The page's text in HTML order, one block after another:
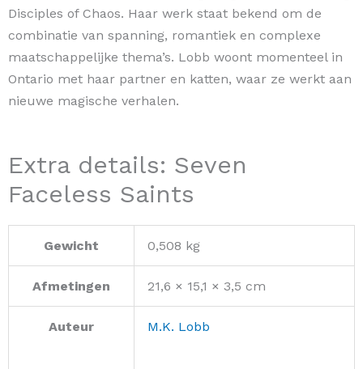
Disciples of Chaos. Haar werk staat bekend om de
combinatie van spanning, romantiek en complexe
maatschappelijke thema’s. Lobb woont momenteel in
Ontario met haar partner en katten, waar ze werkt aan
nieuwe magische verhalen.
Extra details: Seven
Faceless Saints
Gewicht 0,508 kg
Afmetingen 21,6 × 15,1 × 3,5 cm
Auteur M.K. Lobb